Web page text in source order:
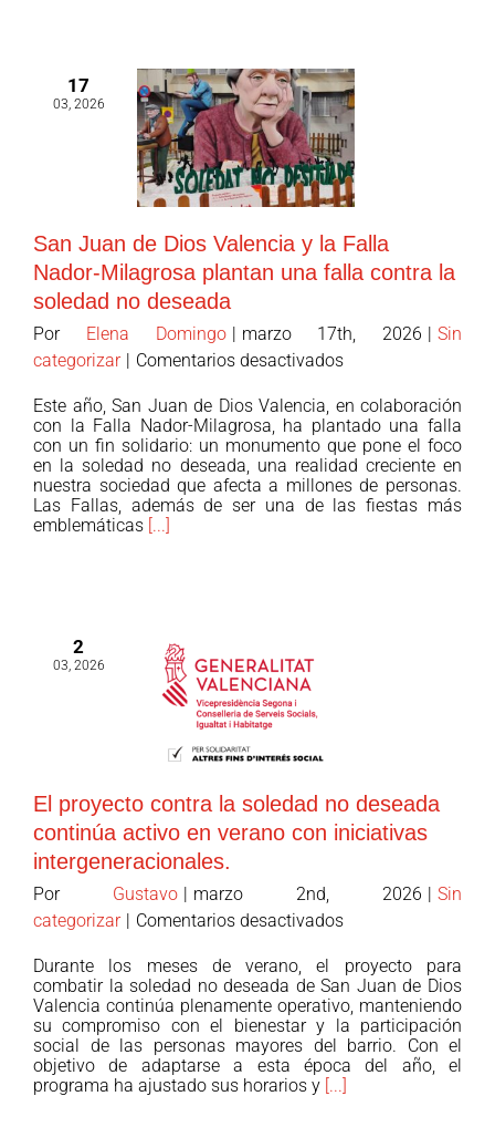
la
respuesta
a
la
DANA
enun
sobre
aprendizajes
Tercer
crisis
y
desinformación.
17
03, 2026
San Juan de Dios Valencia y la Falla
Nador-Milagrosa plantan una falla contra la
soledad no deseada
Por Elena Domingo | marzo 17th, 2026 | Sin
categorizar | Comentarios desactivadosen
Juan
de
Dios
Valencia
y
no
deseada
Este año, San Juan de Dios Valencia, en colaboración
con la Falla Nador-Milagrosa, ha plantado una falla
con un fin solidario: un monumento que pone el foco
en la soledad no deseada, una realidad creciente en
nuestra sociedad que afecta a millones de personas.
Las Fallas, además de ser una de las fiestas más
emblemáticas [...]
2
03, 2026
El proyecto contra la soledad no deseada
continúa activo en verano con iniciativas
intergeneracionales.
Por Gustavo | marzo 2nd, 2026 | Sin
categorizar | Comentarios desactivadosen
proyecto
contra
la
soledad
no
Durante los meses de verano, el proyecto para
combatir la soledad no deseada de San Juan de Dios
Valencia continúa plenamente operativo, manteniendo
su compromiso con el bienestar y la participación
social de las personas mayores del barrio. Con el
objetivo de adaptarse a esta época del año, el
programa ha ajustado sus horarios y [...]